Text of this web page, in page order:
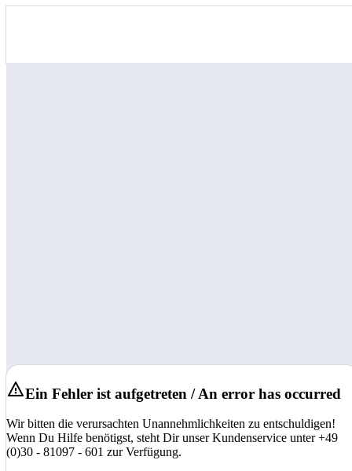
Ein Fehler ist aufgetreten / An error has occurred
Wir bitten die verursachten Unannehmlichkeiten zu entschuldigen!
Wenn Du Hilfe benötigst, steht Dir unser Kundenservice unter +49
(0)30 - 81097 - 601 zur Verfügung.